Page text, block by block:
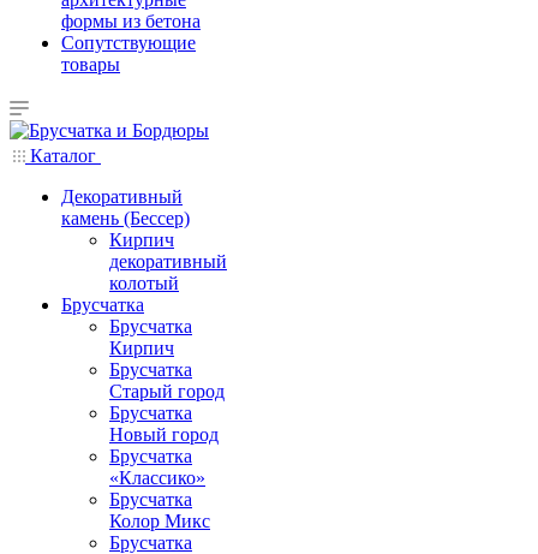
формы из бетона
Сопутствующие
товары
Каталог
Декоративный
камень (Бессер)
Кирпич
декоративный
колотый
Брусчатка
Брусчатка
Кирпич
Брусчатка
Старый город
Брусчатка
Новый город
Брусчатка
«Классико»
Брусчатка
Колор Микс
Брусчатка